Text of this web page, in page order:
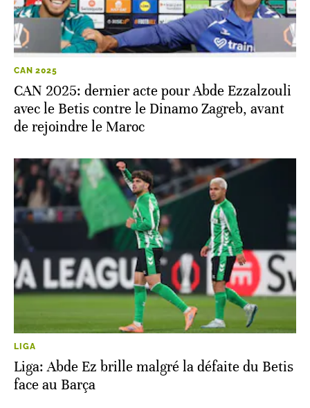
CAN 2025
CAN 2025: dernier acte pour Abde Ezzalzouli
avec le Betis contre le Dinamo Zagreb, avant
de rejoindre le Maroc
LIGA
Liga: Abde Ez brille malgré la défaite du Betis
face au Barça